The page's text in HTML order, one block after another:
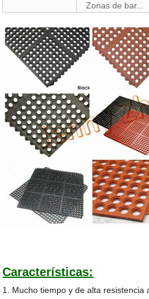
Zonas de bar...
Características:
1. Mucho tiempo y de alta resistencia